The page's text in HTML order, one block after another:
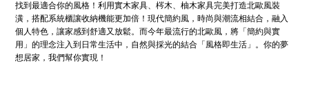
找到最適合你的風格！利用實木家具、梣木、柚木家具完美打造北歐風裝
潢，搭配系統櫃讓收納機能更加倍！現代簡約風，時尚與潮流相結合，融入
個人特色，讓家感到舒適又放鬆。而今年最流行的北歐風，將「簡約與實
用」的理念注入到日常生活中，自然與採光的結合「風格即生活」。你的夢
想居家，我們幫你實現！